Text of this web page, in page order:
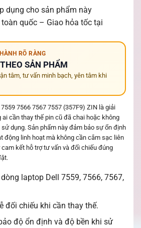
dụng cho sản phẩm này
quốc – Giao hỏa tốc tại
RÕ RÀNG
SẢN PHẨM
tâm, tư vấn minh bạch, yên tâm khi
7566 7567 7557 (357F9) ZIN là giải
ai cần thay thế pin cũ đã chai hoặc không
dụng. Sản phẩm này đảm bảo sự ổn định
động linh hoạt mà không cần cắm sạc liên
kết hỗ trợ tư vấn và đối chiếu đúng
laptop Dell 7559, 7566, 7567,
đối chiếu khi cần thay thế.
độ ổn định và độ bền khi sử